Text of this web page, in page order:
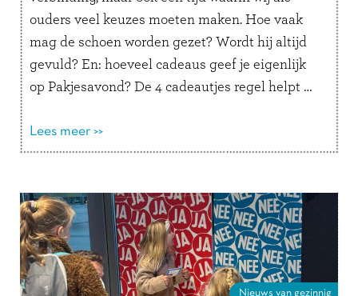
ouders veel keuzes moeten maken. Hoe vaak
mag de schoen worden gezet? Wordt hij altijd
gevuld? En: hoeveel cadeaus geef je eigenlijk
op Pakjesavond? De 4 cadeautjes regel helpt …
Lees meer >>
Nieuws van gezinnig